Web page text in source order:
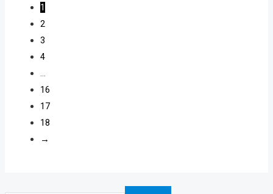
1
2
3
4
…
16
17
18
→